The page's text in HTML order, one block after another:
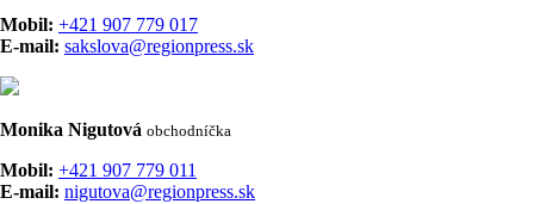
Mobil: +421 907 779 017
E-mail: sakslova@regionpress.sk
Monika Nigutová obchodníčka
Mobil: +421 907 779 011
E-mail: nigutova@regionpress.sk